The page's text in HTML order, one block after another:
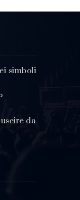
simboli
da